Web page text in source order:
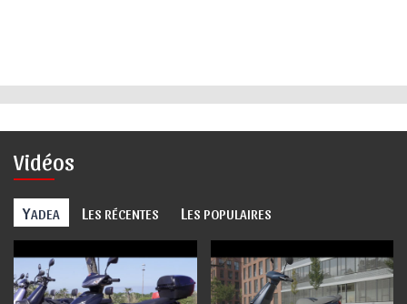
Vidéos
YADEA L ES RÉCENTES L ES POPULAIRES